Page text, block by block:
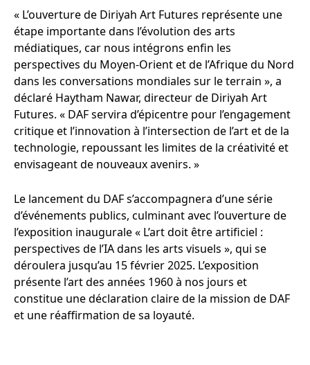
« L’ouverture de Diriyah Art Futures représente une
étape importante dans l’évolution des arts
médiatiques, car nous intégrons enfin les
perspectives du Moyen-Orient et de l’Afrique du Nord
dans les conversations mondiales sur le terrain », a
déclaré Haytham Nawar, directeur de Diriyah Art
Futures. « DAF servira d’épicentre pour l’engagement
critique et l’innovation à l’intersection de l’art et de la
technologie, repoussant les limites de la créativité et
envisageant de nouveaux avenirs. »
Le lancement du DAF s’accompagnera d’une série
d’événements publics, culminant avec l’ouverture de
l’exposition inaugurale « L’art doit être artificiel :
perspectives de l’IA dans les arts visuels », qui se
déroulera jusqu’au 15 février 2025. L’exposition
présente l’art des années 1960 à nos jours et
constitue une déclaration claire de la mission de DAF
et une réaffirmation de sa loyauté.